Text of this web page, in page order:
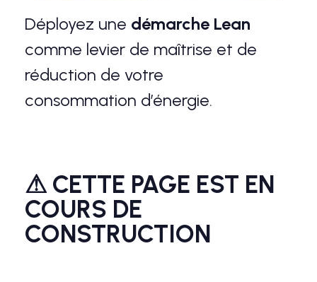
Déployez une démarche Lean
comme levier de maîtrise et de
réduction de votre
consommation d’énergie.
⚠ CETTE PAGE EST EN
COURS DE
CONSTRUCTION